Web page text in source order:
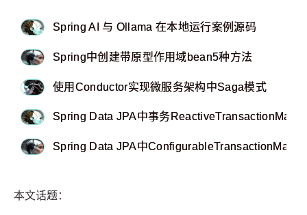
Spring AI 与 Ollama 在本地运行案例源码
Spring中创建带原型作用域bean5种方法
使用Conductor实现微服务架构中Saga模式
Spring Data JPA中事务
Spring Data JPA中
本文话题：